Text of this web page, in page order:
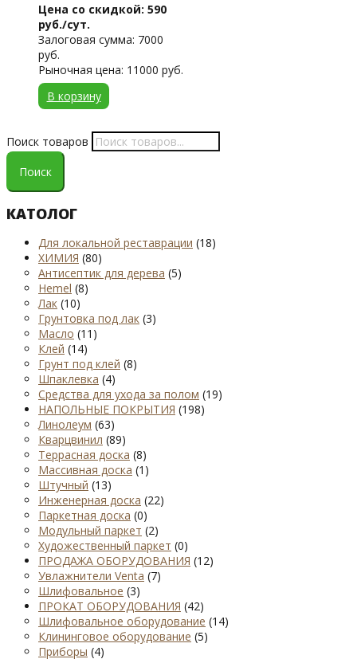
Поиск товаров
Поиск
КАТОЛОГ
Для локальной реставрации (18)
ХИМИЯ (80)
Антисептик для дерева (5)
Hemel (8)
Лак (10)
Грунтовка под лак (3)
Масло (11)
Клей (14)
Грунт под клей (8)
Шпаклевка (4)
Средства для ухода за полом (19)
НАПОЛЬНЫЕ ПОКРЫТИЯ (198)
Линолеум (63)
Кварцвинил (89)
Террасная доска (8)
Массивная доска (1)
Штучный (13)
Инженерная доска (22)
Паркетная доска (0)
Модульный паркет (2)
Художественный паркет (0)
ПРОДАЖА ОБОРУДОВАНИЯ (12)
Увлажнители Venta (7)
Шлифовальное (3)
ПРОКАТ ОБОРУДОВАНИЯ (42)
Шлифовальное оборудование (14)
Клининговое оборудование (5)
Приборы (4)
Цена со скидкой: 590
руб./сут.
Залоговая сумма: 7000
руб.
Рыночная цена: 11000 руб.
В корзину